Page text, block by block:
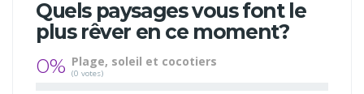
Quels paysages vous font le
plus rêver en ce moment?
0% Plage, soleil et cocotiers
(0 votes)